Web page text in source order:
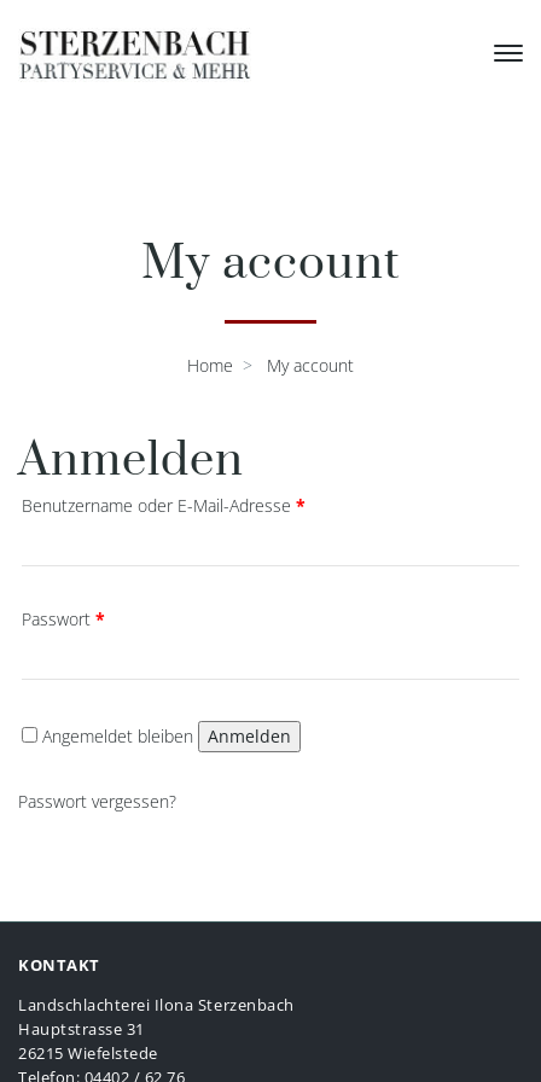
My account
Home My account
Anmelden
Benutzername oder E-Mail-Adresse *Erforderlich
Passwort *Erforderlich
Angemeldet bleiben Anmelden
Passwort vergessen?
KONTAKT
Landschlachterei Ilona Sterzenbach
Hauptstrasse 31
26215 Wiefelstede
Telefon: 04402 / 62 76